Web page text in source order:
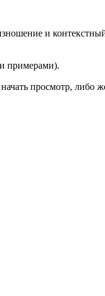
и
примерами).
просмотр,